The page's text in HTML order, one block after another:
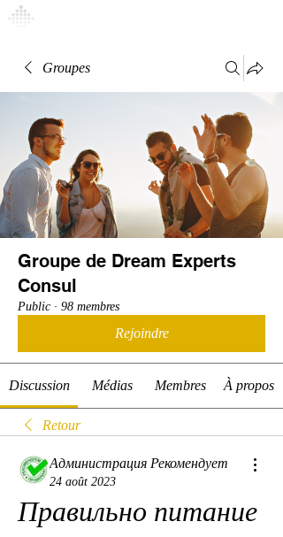
Groupes
Groupe de Dream Experts
Consul
Public · 98 membres
Rejoindre
Discussion Médias Membres À propos
Retour
Администрация Рекомендует
24 août 2023
Правильно питание